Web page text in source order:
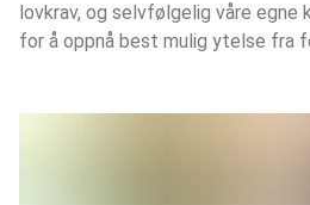
lovkrav, og selvfølgelig våre egne
for å oppnå best mulig ytelse fra